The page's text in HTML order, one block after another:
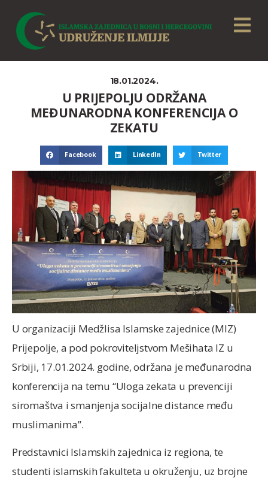
18.01.2024.
U PRIJEPOLJU ODRŽANA
MEĐUNARODNA KONFERENCIJA O
ZEKATU
Facebook LinkedIn Twitter
U organizaciji Medžlisa Islamske zajednice (MIZ)
Prijepolje, a pod pokroviteljstvom Mešihata IZ u
Srbiji, 17.01.2024. godine, održana je međunarodna
konferencija na temu “Uloga zekata u prevenciji
siromaštva i smanjenja socijalne distance među
muslimanima”.
Predstavnici Islamskih zajednica iz regiona, te
studenti islamskih fakulteta u okruženju, uz brojne